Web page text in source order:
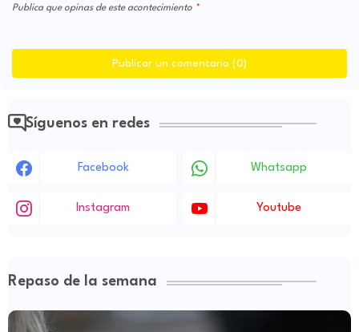
Publica que opinas de este acontecimiento
Publicar un comentario (0)
Síguenos en redes
Facebook Whatsapp
Instagram Youtube
Repaso de la semana